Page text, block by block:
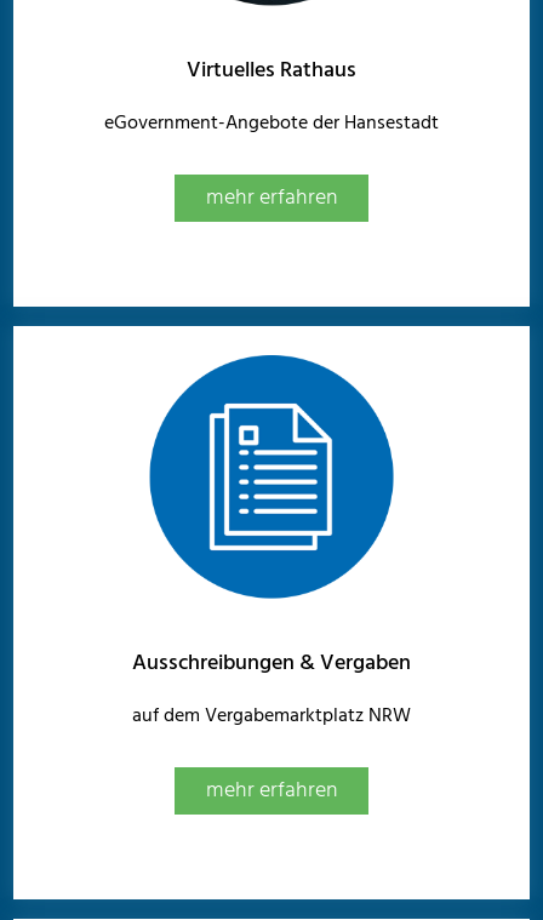
Virtuelles Rathaus
eGovernment-Angebote der Hansestadt
mehr erfahren
Ausschreibungen & Vergaben
auf dem Vergabemarktplatz NRW
mehr erfahren